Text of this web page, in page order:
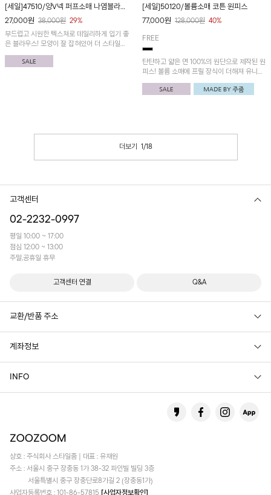
[세일]47510/양V넥 퍼프소매 나염블라우
스
27,000원 38,000원 29%
부드럽고 시원한 텍스쳐로 데일리하게 입기 좋
은 블라우스! 모양이 잘 잡혀있어 더 스타일리
시하게!
[세일]50120/볼륨소매 코튼 원피스
77,000원 128,000원 40%
FREE
탄탄하고 얇은 면 100%의 원단으로 제작된 원
피스! 볼륨 소매에 프릴 장식이 더해져 유니크
한 느낌이며 원피스 하나만으로 세련된 무드
더보기 1/18
고객센터
02-2232-0997
평일 10:00 ~ 17:00
점심 12:00 ~ 13:00
주말,공휴일 휴무
고객센터 연결 Q&A
교환/반품 주소
계좌정보
INFO
상호 : 주식회사 스타일줌 | 대표 : 유재원
주소 : 서울시 중구 장충동 1가 38-32 파인빌 빌딩 3층
서울특별시 중구 장충단로8가길 2 (장충동1가)
사업자등록번호 : 101-86-57815 [사업자정보확인]